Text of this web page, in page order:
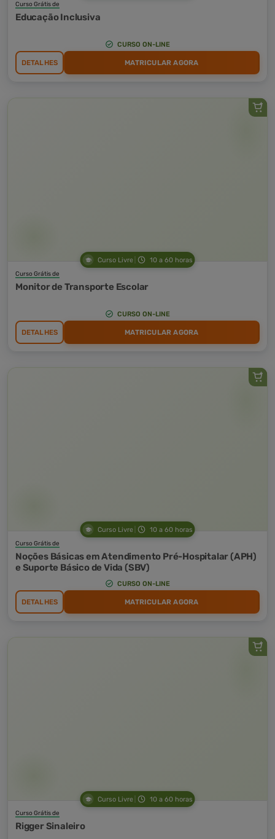
Curso Grátis de
Educação Inclusiva
CURSO ON-LINE
DETALHES MATRICULAR AGORA
Curso Livre 10 a 60 horas
Curso Grátis de
Monitor de Transporte Escolar
CURSO ON-LINE
DETALHES MATRICULAR AGORA
Curso Livre 10 a 60 horas
Curso Grátis de
Noções Básicas em Atendimento Pré-Hospitalar (APH)
e Suporte Básico de Vida (SBV)
CURSO ON-LINE
DETALHES MATRICULAR AGORA
Curso Livre 10 a 60 horas
Curso Grátis de
Rigger Sinaleiro